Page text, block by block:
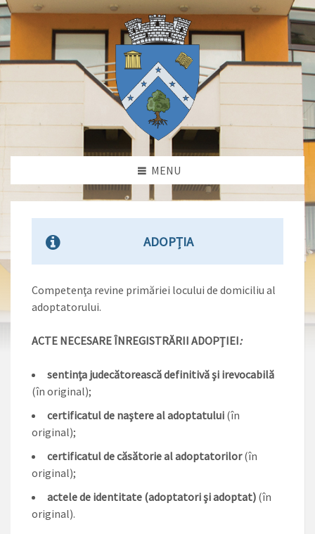
MENU
ADOPȚIA
Competenţa revine primăriei locului de domiciliu al
adoptatorului.
ACTE NECESARE ÎNREGISTRĂRII ADOPŢIEI:
sentinţa judecătorească definitivă şi irevocabilă
(în original);
certificatul de naştere al adoptatului (în
original);
certificatul de căsătorie al adoptatorilor(în
original);
actele de identitate (adoptatori şi adoptat) (în
original).